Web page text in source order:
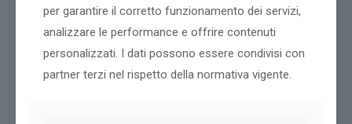
per garantire il corretto funzionamento dei servizi,
analizzare le performance e offrire contenuti
personalizzati. I dati possono essere condivisi con
partner terzi nel rispetto della normativa vigente.